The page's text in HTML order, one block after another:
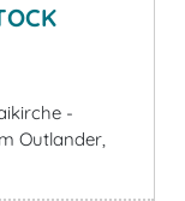
-
Outlander,